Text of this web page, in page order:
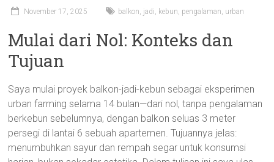
November 17, 2025 balkon, jadi, kebun, pengalaman, urban
Mulai dari Nol: Konteks dan
Tujuan
Saya mulai proyek balkon-jadi-kebun sebagai eksperimen
urban farming selama 14 bulan—dari nol, tanpa pengalaman
berkebun sebelumnya, dengan balkon seluas 3 meter
persegi di lantai 6 sebuah apartemen. Tujuannya jelas:
menumbuhkan sayur dan rempah segar untuk konsumsi